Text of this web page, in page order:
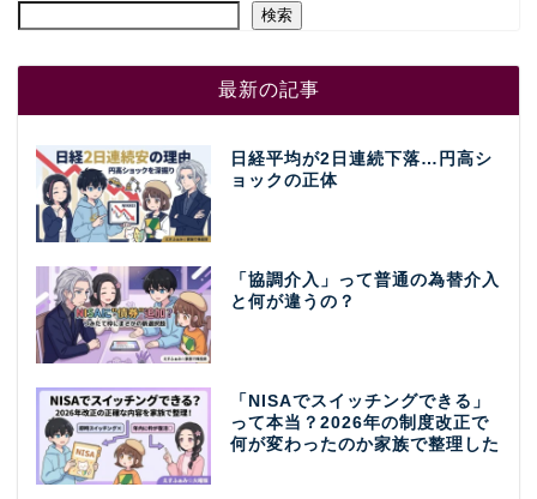
検索
最新の記事
日経平均が2日連続下落…円高シ
ョックの正体
「協調介入」って普通の為替介入
と何が違うの？
「NISAでスイッチングできる」
って本当？2026年の制度改正で
何が変わったのか家族で整理した